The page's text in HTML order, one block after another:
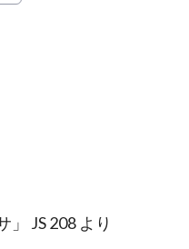
JS 208 より